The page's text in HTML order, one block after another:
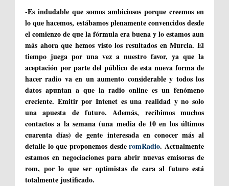
-Es indudable que somos ambiciosos porque creemos en
lo que hacemos, estábamos plenamente convencidos desde
el comienzo de que la fórmula era buena y lo estamos aun
más ahora que hemos visto los resultados en Murcia. El
tiempo juega por una vez a nuestro favor, ya que la
aceptación por parte del público de esta nueva forma de
hacer radio va en un aumento considerable y todos los
datos apuntan a que la radio online es un fenómeno
creciente. Emitir por Intenet es una realidad y no solo
una apuesta de futuro. Además, recibimos muchos
contactos a la semana (una media de 10 en los últimos
cuarenta días) de gente interesada en conocer más al
detalle lo que proponemos desderomRadio. Actualmente
estamos en negociaciones para abrir nuevas emisoras de
rom, por lo que ser optimistas de cara al futuro está
totalmente justificado.